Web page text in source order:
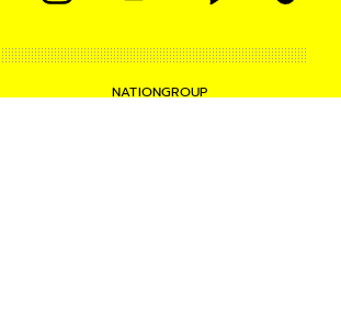
NATIONGROUP